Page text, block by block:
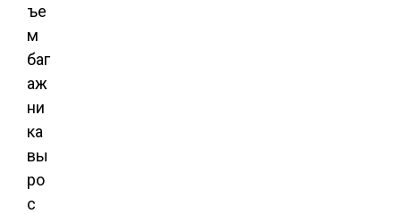
ъе
м
баг
аж
ни
ка
вы
ро
с